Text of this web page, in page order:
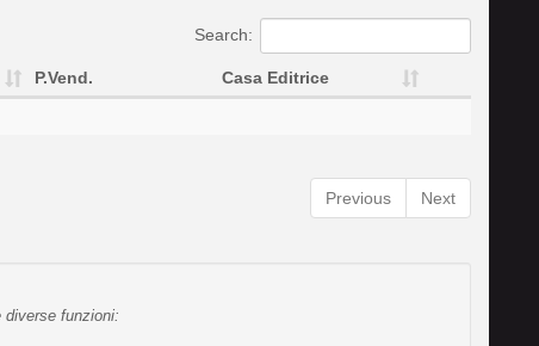
Search:
P.Vend. Casa Editrice
Previous
Next
funzioni: